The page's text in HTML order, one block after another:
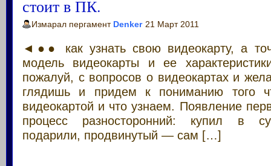
стоит в ПК.
Измарал пергамент Denker 21 Март 2011
◄●● как узнать свою видеокарту, а
модель видеокарты и ее
пожалуй, с вопросов о видеокартах и
глядишь и придем к пониманию того
видеокартой и что узнаем. Появление
процесс разносторонний: купил в
подарили, продвинутый — сам […]